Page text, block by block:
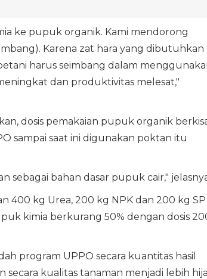
ke pupuk organik. Kami mendorong
Karena zat hara yang dibutuhkan
harus seimbang dalam
dan produktivitas melesat,"
dosis pemakaian pupuk organik
sampai saat ini digunakan poktan itu
sebagai bahan dasar pupuk cair,"
400 kg Urea, 200 kg NPK dan 200 kg SP
kimia berkurang 50% dengan dosis
program UPPO secara kuantitas hasil
kualitas tanaman menjadi lebih